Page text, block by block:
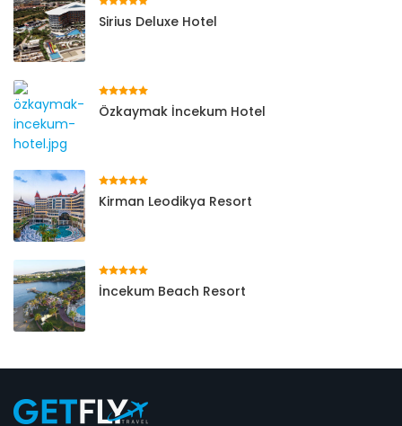
Sirius Deluxe Hotel
Özkaymak İncekum Hotel
Kirman Leodikya Resort
İncekum Beach Resort